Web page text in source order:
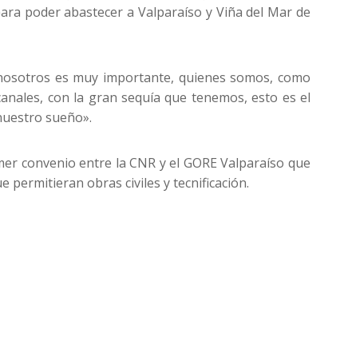
poder abastecer a Valparaíso y Viña del Mar de
es muy importante, quienes somos, como
con la gran sequía que tenemos, esto es el
sueño».
convenio entre la CNR y el GORE Valparaíso que
permitieran obras civiles y tecnificación.